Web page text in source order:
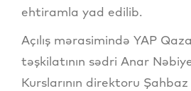
ehtiramla yad
Açılış mərasimində YAP
təşkilatının sədri Anar
Kurslarının direktoru Şahbaz